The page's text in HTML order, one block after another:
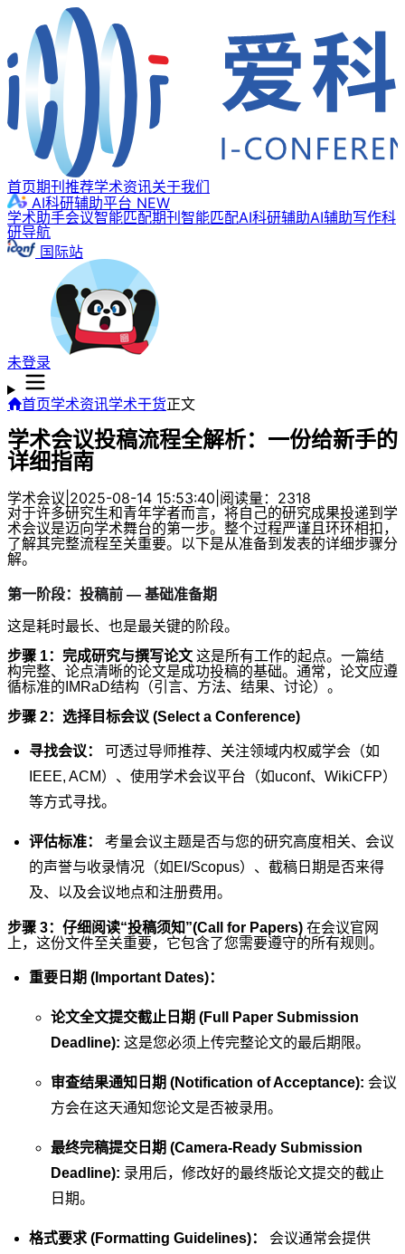
首页期刊推荐学术资讯关于我们
AI科研辅助平台 NEW
学术助手会议智能匹配期刊智能匹配AI科研辅助AI辅助写作科
研导航
国际站
未登录
首页学术资讯学术干货正文
学术会议投稿流程全解析：一份给新手的
详细指南
学术会议 2025-08-14 15:53:40 阅读量：2318
对于许多研究生和青年学者而言，将自己的研究成果投递到学
术会议是迈向学术舞台的第一步。整个过程严谨且环环相扣，
了解其完整流程至关重要。以下是从准备到发表的详细步骤分
解。
第一阶段：投稿前 — 基础准备期
这是耗时最长、也是最关键的阶段。
步骤 1：完成研究与撰写论文 这是所有工作的起点。一篇结
构完整、论点清晰的论文是成功投稿的基础。通常，论文应遵
循标准的IMRaD结构（引言、方法、结果、讨论）。
步骤 2：选择目标会议 (Select a Conference)
寻找会议：
可透过导师推荐、关注领域内权威学会（如
IEEE, ACM）、使用学术会议平台（如uconf、WikiCFP）
等方式寻找。
评估标准：
考量会议主题是否与您的研究高度相关、会议
的声誉与收录情况（如EI/Scopus）、截稿日期是否来得
及、以及会议地点和注册费用。
步骤 3：仔细阅读“投稿须知”(Call for Papers) 在会议官网
上，这份文件至关重要，它包含了您需要遵守的所有规则。
重要日期 (Important Dates)：
论文全文提交截止日期 (Full Paper Submission
Deadline): 这是您必须上传完整论文的最后期限。
审查结果通知日期 (Notification of Acceptance): 会议
方会在这天通知您论文是否被录用。
最终完稿提交日期 (Camera-Ready Submission
Deadline): 录用后，修改好的最终版论文提交的截止
日期。
格式要求 (Formatting Guidelines)：
会议通常会提供